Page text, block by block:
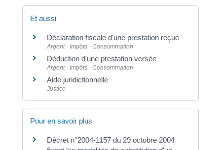
Et aussi
Déclaration fiscale d'une prestation reçue
Argent - Impôts - Consommation
Déduction d'une prestation versée
Argent - Impôts - Consommation
Aide juridictionnelle
Justice
Pour en savoir plus
Décret n°2004-1157 du 29 octobre 2004